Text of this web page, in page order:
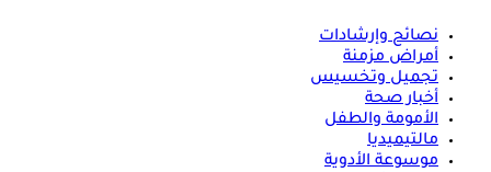
نصائح وإرشادات
أمراض مزمنة
تجميل وتخسيس
أخبار صحة
الأمومة والطفل
مالتيميديا
موسوعة الأدوية